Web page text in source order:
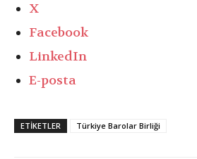
X
Facebook
LinkedIn
E-posta
ETIKETLER Türkiye Barolar Birliği